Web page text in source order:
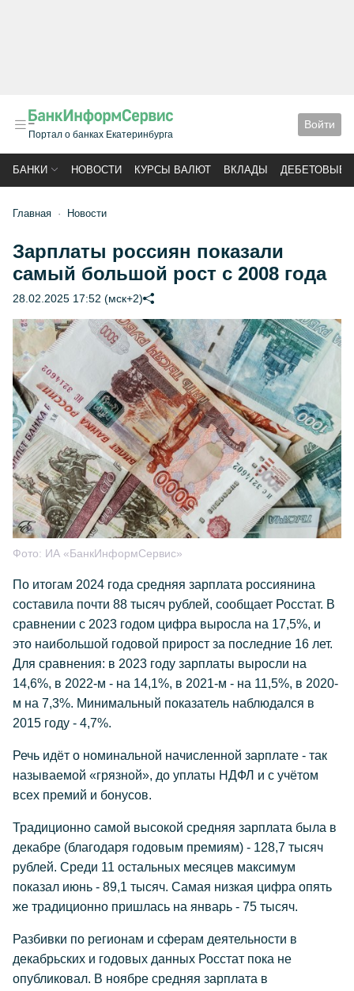
Портал о банках Екатеринбурга
Войти
БАНКИ НОВОСТИ КУРСЫ ВАЛЮТ ВКЛАДЫ ДЕБЕТОВЫЕ
Главная Новости
Зарплаты россиян показали
самый большой рост с 2008 года
28.02.2025 17:52 (мск+2)
Фото: ИА «БанкИнформСервис»
По итогам 2024 года средняя зарплата россиянина
составила почти 88 тысяч рублей, сообщает Росстат. В
сравнении с 2023 годом цифра выросла на 17,5%, и
это наибольшой годовой прирост за последние 16 лет.
Для сравнения: в 2023 году зарплаты выросли на
14,6%, в 2022-м - на 14,1%, в 2021-м - на 11,5%, в 2020-
м на 7,3%. Минимальный показатель наблюдался в
2015 году - 4,7%.
Речь идёт о номинальной начисленной зарплате - так
называемой «грязной», до уплаты НДФЛ и с учётом
всех премий и бонусов.
Традиционно самой высокой средняя зарплата была в
декабре (благодаря годовым премиям) - 128,7 тысяч
рублей. Среди 11 остальных месяцев максимум
показал июнь - 89,1 тысяч. Самая низкая цифра опять
же традиционно пришлась на январь - 75 тысяч.
Разбивки по регионам и сферам деятельности в
декабрьских и годовых данных Росстат пока не
опубликовал. В ноябре средняя зарплата в